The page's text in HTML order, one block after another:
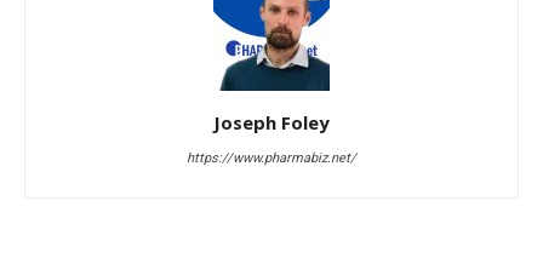
Joseph Foley
https://www.pharmabiz.net/